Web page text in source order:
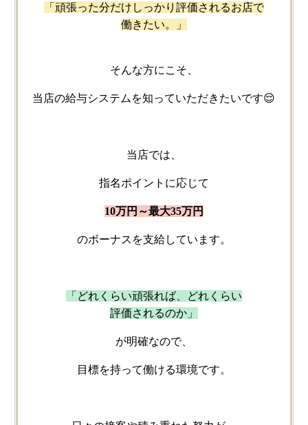
「頑張った​分だけしっかり​評価される​お店で​
働きたい。」
そんな​方に​こそ、
当店の​給与システムを​知っていただきたいです😌
当店では、
指名ポイントに​応じて
10万円～最大35万円
の​ボーナスを​支給しています。
「どれくらい​頑張れば、​どれくらい​
評価されるのか」
が​明確なので、
目標を​持って働ける​環境です。